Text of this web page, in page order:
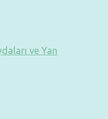
ve Yan